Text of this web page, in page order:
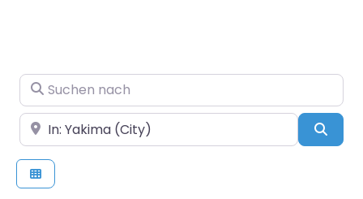
Suchen nach
In der Nähe